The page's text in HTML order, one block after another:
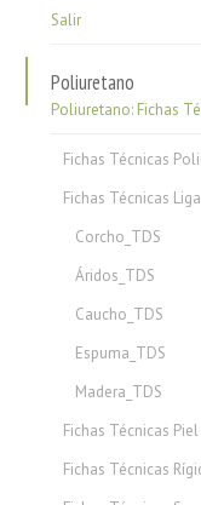
Salir
Poliuretano
Poliuretano: Fichas
Fichas Técnicas
Fichas Técnicas
Corcho_TDS
Áridos_TDS
Caucho_TDS
Espuma_TDS
Madera_TDS
Fichas Técnicas
Fichas Técnicas